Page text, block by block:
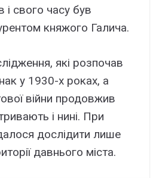
і свого часу був
княжого Галича.
які розпочав
у 1930-х роках, а
війни продовжив
і нині. При
дослідити лише
давнього міста.